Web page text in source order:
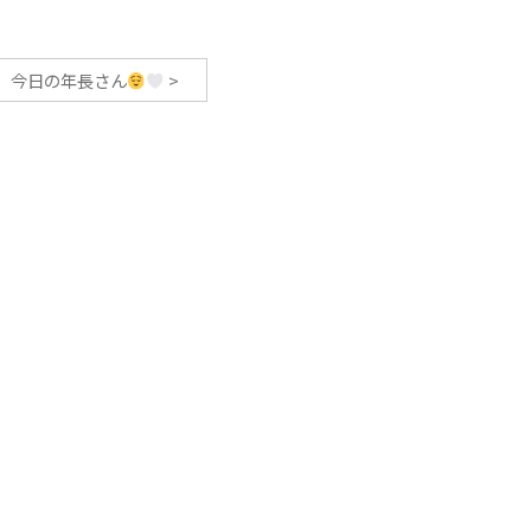
今日の年長さん >